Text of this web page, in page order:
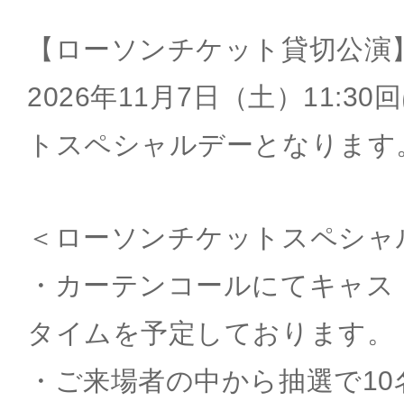
【ローソンチケット貸切公演
2026年11月7日（土）11:30
トスペシャルデーとなります
＜ローソンチケットスペシ
・カーテンコールにてキャ
タイムを予定しております。
・ご来場者の中から抽選で